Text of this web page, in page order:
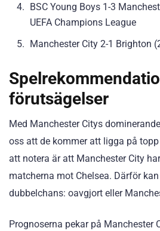
BSC Young Boys 1-3
UEFA Champions League
Manchester City 2-1 Brighton
förutsägelser
Med Manchester Citys
oss att de kommer att ligga på
att notera är att Manchester City
matcherna mot Chelsea. Därför
dubbelchans: oavgjort eller
Prognoserna pekar på Manchester